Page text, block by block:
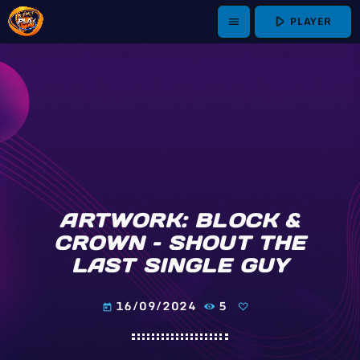
menu play_arrow PLAYER
ARTWORK: BLOCK &
CROWN – SHOUT THE
LAST SINGLE GUY
today 16/09/2024 5